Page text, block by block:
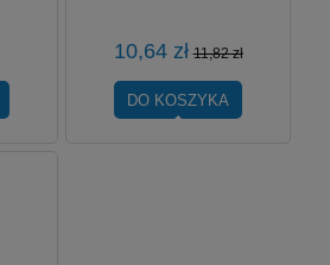
10,64 zł 11,82 zł
DO KOSZYKA